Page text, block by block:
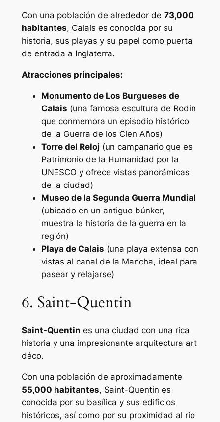
Con una población de alrededor de 73,000
habitantes, Calais es conocida por su
historia, sus playas y su papel como puerta
de entrada a Inglaterra.
Atracciones principales:
Monumento de Los Burgueses de
Calais (una famosa escultura de Rodin
que conmemora un episodio histórico
de la Guerra de los Cien Años)
Torre del Reloj (un campanario que es
Patrimonio de la Humanidad por la
UNESCO y ofrece vistas panorámicas
de la ciudad)
Museo de la Segunda Guerra Mundial
(ubicado en un antiguo búnker,
muestra la historia de la guerra en la
región)
Playa de Calais (una playa extensa con
vistas al canal de la Mancha, ideal para
pasear y relajarse)
6. Saint-Quentin
Saint-Quentin es una ciudad con una rica
historia y una impresionante arquitectura art
déco.
Con una población de aproximadamente
55,000 habitantes, Saint-Quentin es
conocida por su basílica y sus edificios
históricos, así como por su proximidad al río